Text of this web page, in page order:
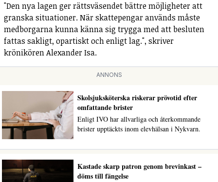
"Den nya lagen ger rättsväsendet bättre möjligheter att
granska situationer. När skattepengar används måste
medborgarna kunna känna sig trygga med att besluten
fattas sakligt, opartiskt och enligt lag.", skriver
krönikören Alexander Isa.
ANNONS
Skolsjuksköterska riskerar prövotid efter
omfattande brister
Enligt IVO har allvarliga och återkommande
brister upptäckts inom elevhälsan i Nykvarn.
Kastade skarp patron genom brevinkast –
döms till fängelse